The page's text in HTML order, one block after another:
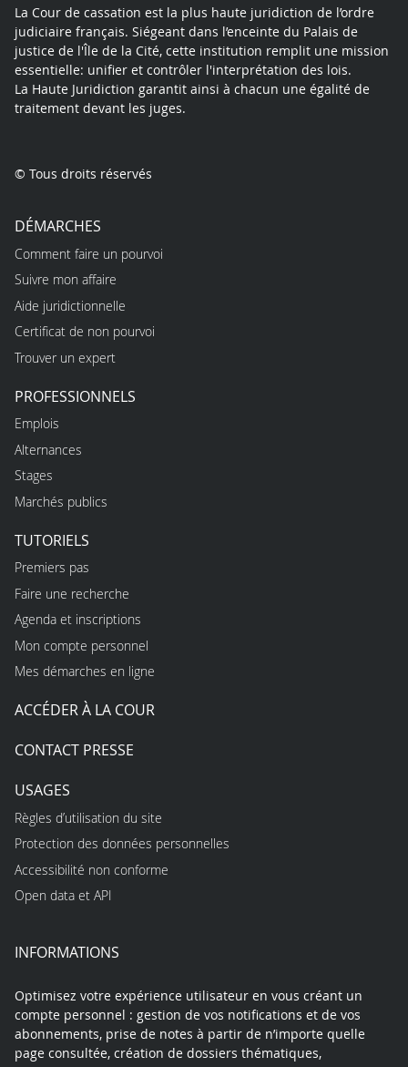
La Cour de cassation est la plus haute juridiction de l’ordre
judiciaire français. Siégeant dans l’enceinte du Palais de
justice de l'Île de la Cité, cette institution remplit une mission
essentielle: unifier et contrôler l'interprétation des lois.
La Haute Juridiction garantit ainsi à chacun une égalité de
traitement devant les juges.
© Tous droits réservés
DÉMARCHES
Comment faire un pourvoi
Suivre mon affaire
Aide juridictionnelle
Certificat de non pourvoi
Trouver un expert
PROFESSIONNELS
Emplois
Alternances
Stages
Marchés publics
TUTORIELS
Premiers pas
Faire une recherche
Agenda et inscriptions
Mon compte personnel
Mes démarches en ligne
ACCÉDER À LA COUR
CONTACT PRESSE
USAGES
Règles d’utilisation du site
Protection des données personnelles
Accessibilité non conforme
Open data et API
INFORMATIONS
Optimisez votre expérience utilisateur en vous créant un
compte personnel : gestion de vos notifications et de vos
abonnements, prise de notes à partir de n’importe quelle
page consultée, création de dossiers thématiques,